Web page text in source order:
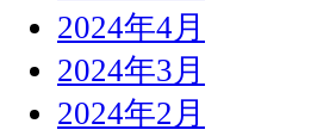
2024年4月
2024年3月
2024年2月